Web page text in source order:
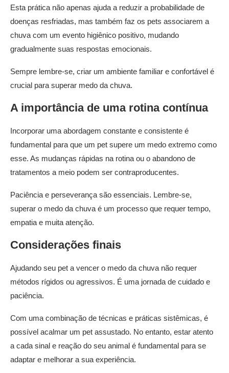
Esta prática não apenas ajuda a reduzir a probabilidade de
doenças resfriadas, mas também faz os pets associarem a
chuva com um evento higiênico positivo, mudando
gradualmente suas respostas emocionais.
Sempre lembre-se, criar um ambiente familiar e confortável é
crucial para superar medo da chuva.
A importância de uma rotina contínua
Incorporar uma abordagem constante e consistente é
fundamental para que um pet supere um medo extremo como
esse. As mudanças rápidas na rotina ou o abandono de
tratamentos a meio podem ser contraproducentes.
Paciência e perseverança são essenciais. Lembre-se,
superar o medo da chuva é um processo que requer tempo,
empatia e muita atenção.
Considerações finais
Ajudando seu pet a vencer o medo da chuva não requer
métodos rígidos ou agressivos. É uma jornada de cuidado e
paciência.
Com uma combinação de técnicas e práticas sistêmicas, é
possível acalmar um pet assustado. No entanto, estar atento
a cada sinal e reação do seu animal é fundamental para se
adaptar e melhorar a sua experiência.